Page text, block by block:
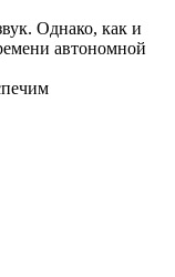
Однако, как и
автономной